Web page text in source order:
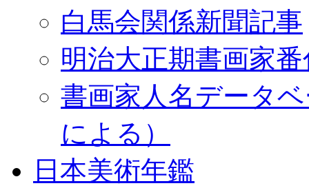
白馬会関係新聞記事
明治大正期書画家
書画家人名データ
による）
日本美術年鑑